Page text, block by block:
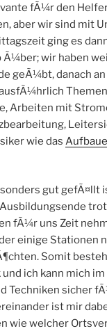
fÃ¼r den
aber wir sind mit
ging es
wir haben
geÃ¼bt, danach
Arbeiten mit
wie das
gut gefÃ¤llt
fÃ¼r uns Zeit
einige Stationen
Somit
ich kann mich
Techniken sicher
ist mir
wie welcher